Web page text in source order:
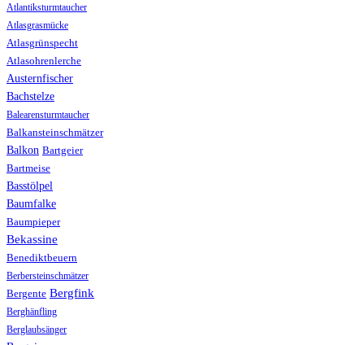
Atlantiksturmtaucher
Atlasgrasmücke
Atlasgrünspecht
Atlasohrenlerche
Austernfischer
Bachstelze
Balearensturmtaucher
Balkansteinschmätzer
Balkon Bartgeier
Bartmeise
Basstölpel
Baumfalke
Baumpieper
Bekassine
Benediktbeuern
Berbersteinschmätzer
Bergente Bergfink
Berghänfling
Berglaubsänger